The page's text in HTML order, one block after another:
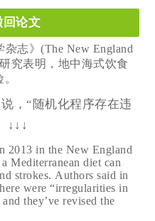
回论文
志》(The New England
究表明，地中海式饮食
，“随机化程序存在违
↓↓↓
2013 in the New England
Mediterranean diet can
strokes. Authors said in
were “irregularities in
they’ve revised the